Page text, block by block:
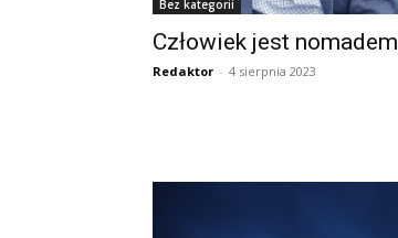
Bez kategorii
Człowiek jest nomadem
Redaktor - 4 sierpnia 2023